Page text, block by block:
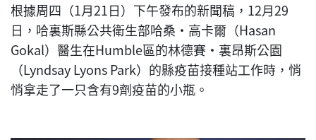
根據周四（1月21日）下午發布的新聞稿，12月29
日，哈裏斯縣公共衛生部哈桑·高卡爾（Hasan
Gokal）醫生在Humble區的林德賽·裏昂斯公園
（Lyndsay Lyons Park）的縣疫苗接種站工作時，悄
悄拿走了一只含有9劑疫苗的小瓶。